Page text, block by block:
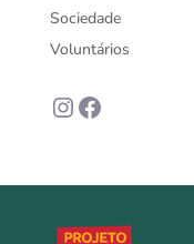
Sociedade
Voluntários
Instagram
Facebook